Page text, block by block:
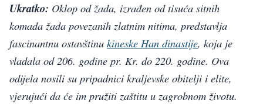
Ukratko: Oklop od žada, izrađen od tisuća sitnih
komada žada povezanih zlatnim nitima, predstavlja
fascinantnu ostavštinu kineske Han dinastije, koja je
vladala od 206. godine pr. Kr. do 220. godine. Ova
odijela nosili su pripadnici kraljevske obitelji i elite,
vjerujući da će im pružiti zaštitu u zagrobnom životu.